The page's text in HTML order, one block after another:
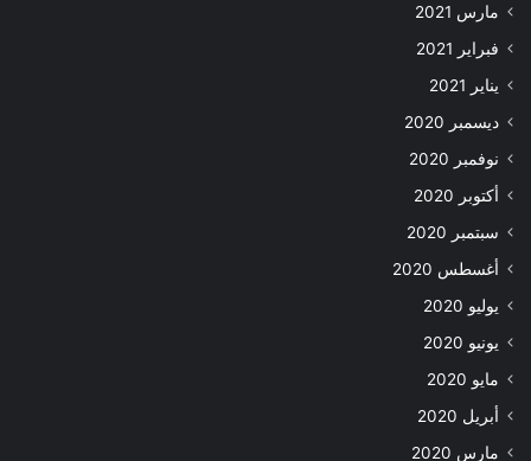
مارس 2021
فبراير 2021
يناير 2021
ديسمبر 2020
نوفمبر 2020
أكتوبر 2020
سبتمبر 2020
أغسطس 2020
يوليو 2020
يونيو 2020
مايو 2020
أبريل 2020
مارس 2020